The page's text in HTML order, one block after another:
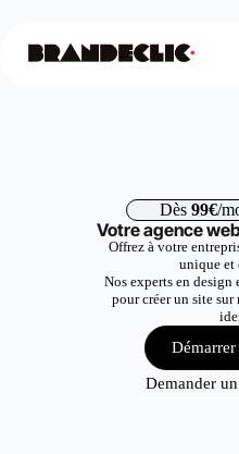
Dès 99€/
Votre agence
Offrez à votre
unique et
Nos experts en
pour créer un site
Demander